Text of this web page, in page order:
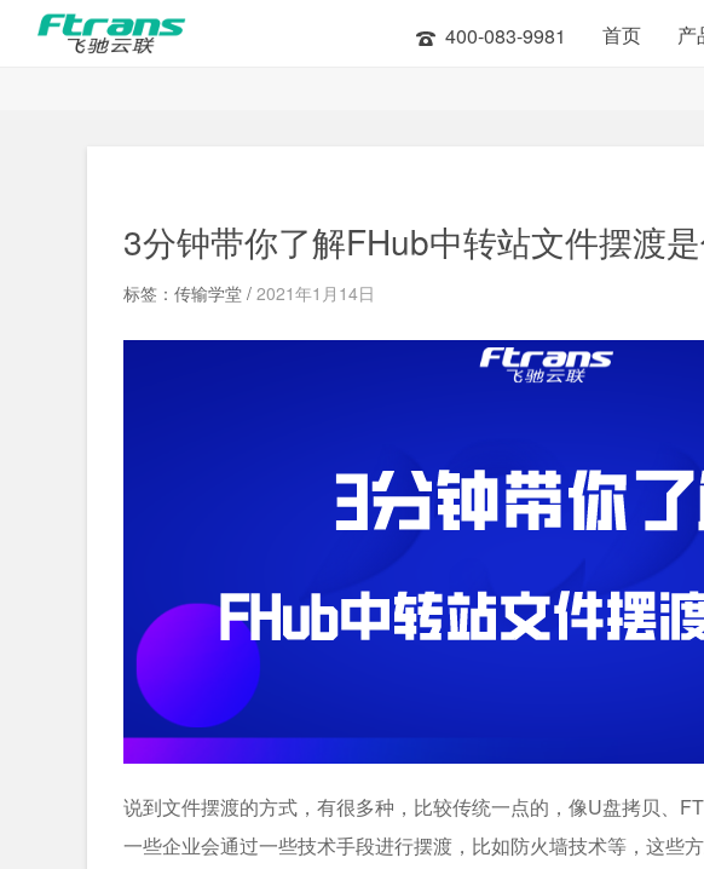
400-083-9981 首页 产
3分钟带你了解FHub中转站文件摆渡
标签：传输学堂 / 2021年1月14日
说到文件摆渡的方式，有很多种，比较传统一点的，像U盘拷贝、
一些企业会通过一些技术手段进行摆渡，比如防火墙技术等，这些